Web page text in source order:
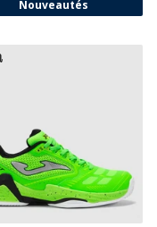
Nouveautés